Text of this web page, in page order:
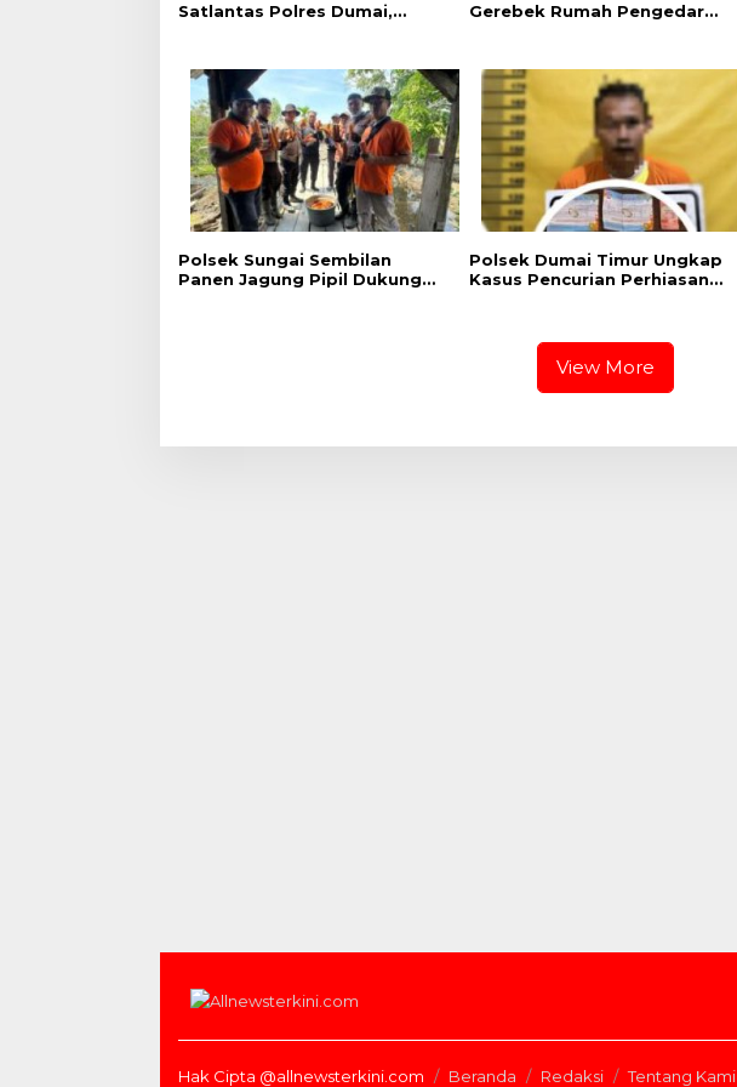
Satlantas Polres Dumai,
Edukasi Langsung di Tengah
Masyarakat
Gerebek Rumah Pengedar
Transaksi Diamankan
Polsek Sungai Sembilan
Panen Jagung Pipil Dukung
Polsek Dumai Timur Ungkap
Kasus Pencurian Perhiasan
View More
Hak Cipta @allnewsterkini.com Beranda Redaksi Tentang Kami